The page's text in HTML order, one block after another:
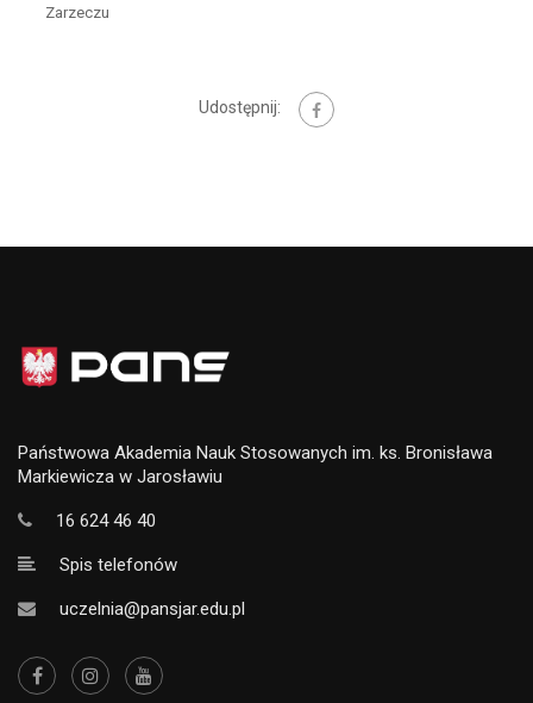
Zarzeczu
Udostępnij:
Państwowa Akademia Nauk Stosowanych im. ks. Bronisława
Markiewicza w Jarosławiu
16 624 46 40
Spis telefonów
uczelnia@pansjar.edu.pl